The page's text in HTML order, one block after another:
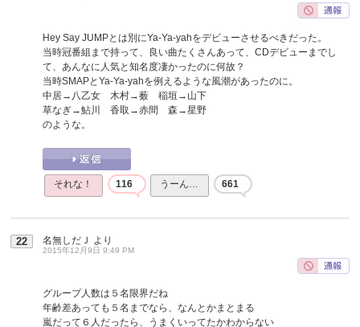
Hey Say JUMPとは別にYa-Ya-yahをデビューさせるべきだった。
当時冠番組まで持って、良い曲たくさんあって、CDデビューまでし
て、あんなに人気と知名度凄かったのに何故？
当時SMAPとYa-Ya-yahを例えるような風潮があったのに。
中居→八乙女 木村→薮 稲垣→山下
草なぎ→鮎川 香取→赤間 森→星野
のような。
それな！ 116 うーん… 661
22 名無しだＪ より
2015年12月9日 9:49 PM
グループ人数は５名限界だね
年齢差あっても５名までなら、なんとかまとまる
嵐だって６人だったら、うまくいってたかわからない